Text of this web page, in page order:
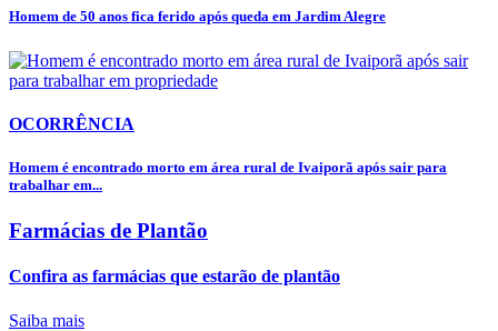
Homem de 50 anos fica ferido após queda em Jardim Alegre
OCORRÊNCIA
Homem é encontrado morto em área rural de Ivaiporã após sair para
trabalhar em...
Farmácias de Plantão
Confira as farmácias que estarão de plantão
Saiba mais